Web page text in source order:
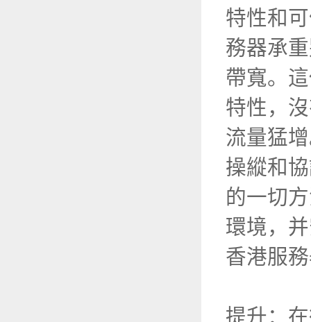
特性和
務器承
帶寬。
特性，
流量猛
操縱和
的一切
環境，
香港服
提升：